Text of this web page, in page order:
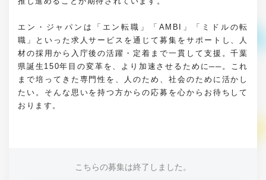
エン・ジャパンは「エン転職」「AMBI」「ミドルの転
職」といった求人サービスを通じて募集をサポートし、人
材の採用から入庁後の活躍・定着まで一貫して支援。千葉
県誕生150年目の変革を、より加速させるために──。これ
まで培ってきた専門性を、人のため、社会のために活かし
たい。そんな思いを持つ方からの応募を心からお待ちして
おります。
こちらの募集は終了しました。